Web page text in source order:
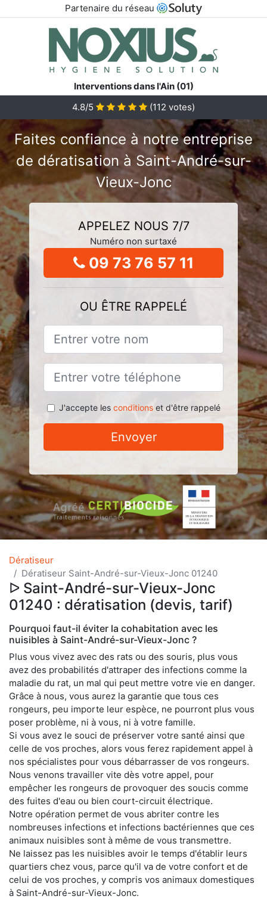
Partenaire du réseau
Interventions dans l'Ain (01)
4.8/5
(112 votes)
Faites confiance à notre entreprise
de dératisation à Saint-André-sur-
Vieux-Jonc
APPELEZ NOUS 7/7
Numéro non surtaxé
09 73 76 57 11
OU ÊTRE RAPPELÉ
J'accepte les conditionset d'être rappelé
Envoyer
Dératiseur
Dératiseur Saint-André-sur-Vieux-Jonc 01240
ᐅ Saint-André-sur-Vieux-Jonc
01240 : dératisation (devis, tarif)
Pourquoi faut-il éviter la cohabitation avec les
nuisibles à Saint-André-sur-Vieux-Jonc ?
Plus vous vivez avec des rats ou des souris, plus vous
avez des probabilités d'attraper des infections comme la
maladie du rat, un mal qui peut mettre votre vie en danger.
Grâce à nous, vous aurez la garantie que tous ces
rongeurs, peu importe leur espèce, ne pourront plus vous
poser problème, ni à vous, ni à votre famille.
Si vous avez le souci de préserver votre santé ainsi que
celle de vos proches, alors vous ferez rapidement appel à
nos spécialistes pour vous débarrasser de vos rongeurs.
Nous venons travailler vite dès votre appel, pour
empêcher les rongeurs de provoquer des soucis comme
des fuites d'eau ou bien court-circuit électrique.
Notre opération permet de vous abriter contre les
nombreuses infections et infections bactériennes que ces
animaux nuisibles sont à même de vous transmettre.
Ne laissez pas les nuisibles avoir le temps d'établir leurs
quartiers chez vous, parce qu'il va de votre confort et de
celui de vos proches, y compris vos animaux domestiques
à Saint-André-sur-Vieux-Jonc.